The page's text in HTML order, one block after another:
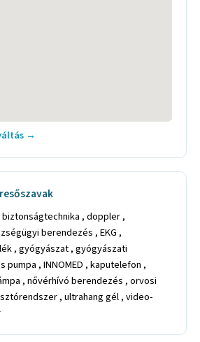
→
, doppler ,
berendezés , EKG ,
, gyógyászat , gyógyászati
pumpa , INNOMED , kaputelefon ,
, nővérhívó berendezés , orvosi
, ultrahang gél , video-